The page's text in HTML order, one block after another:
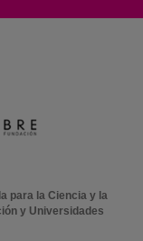
para la Ciencia y la
y Universidades